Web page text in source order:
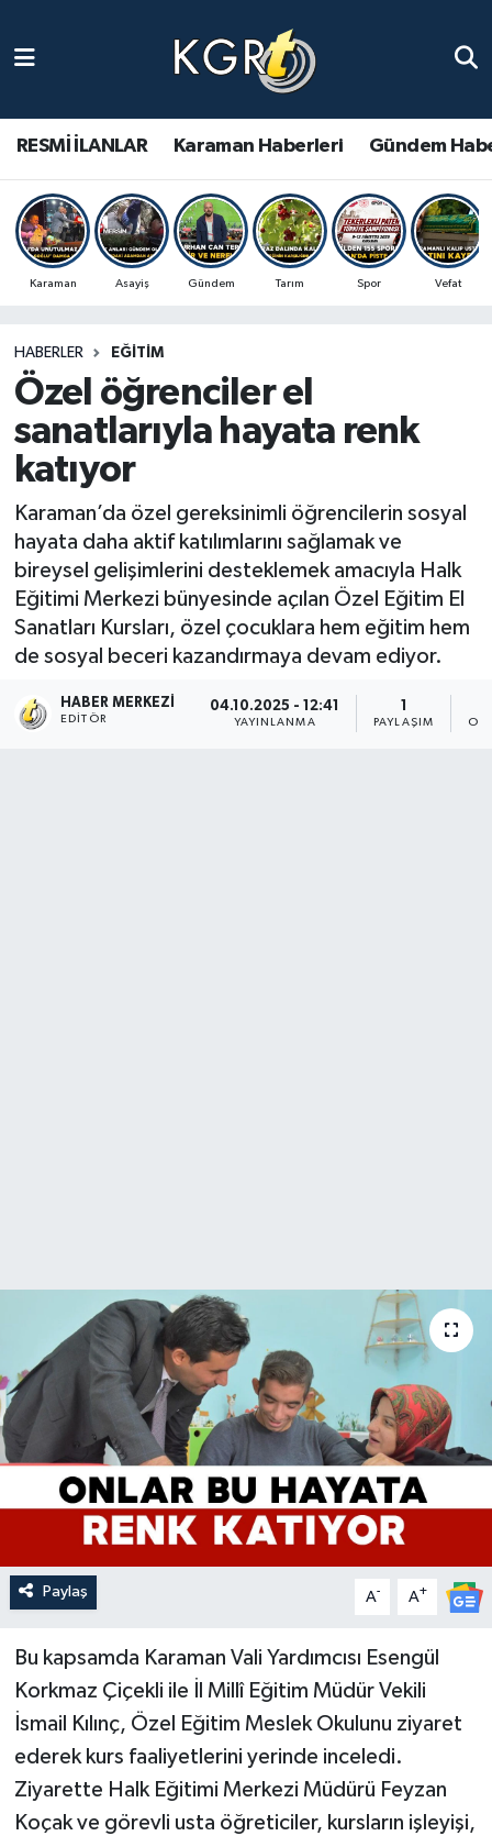
RESMİ İLANLAR Karaman Haberleri Gündem
Karaman Asayiş Gündem Tarım Spor Vefat
HABERLER EĞITIM
Özel öğrenciler el
sanatlarıyla hayata renk
katıyor
Karaman’da özel gereksinimli öğrencilerin sosyal
hayata daha aktif katılımlarını sağlamak ve
bireysel gelişimlerini desteklemek amacıyla Halk
Eğitimi Merkezi bünyesinde açılan Özel Eğitim El
Sanatları Kursları, özel çocuklara hem eğitim hem
de sosyal beceri kazandırmaya devam ediyor.
HABER MERKEZI
EDITÖR
04.10.2025 - 12:41
YAYINLANMA
1
PAYLAŞIM
Paylaş A- A+
Bu kapsamda Karaman Vali Yardımcısı Esengül
Korkmaz Çiçekli ile İl Millî Eğitim Müdür Vekili
İsmail Kılınç, Özel Eğitim Meslek Okulunu ziyaret
ederek kurs faaliyetlerini yerinde inceledi.
Ziyarette Halk Eğitimi Merkezi Müdürü Feyzan
Koçak ve görevli usta öğreticiler, kursların işleyişi,
Gündem Haberleri
Güncel Haberler
Spor Haberleri
Ulusal Haberler
Vefat Edenler